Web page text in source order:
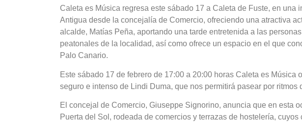
Caleta es Música regresa este sábado 17 a Caleta de Fuste, en una
Antigua desde la concejalía de Comercio, ofreciendo una atractiva
alcalde, Matías Peña, aportando una tarde entretenida a las
peatonales de la localidad, así como ofrece un espacio en el que
Palo Canario.
Este sábado 17 de febrero de 17:00 a 20:00 horas Caleta es Música
seguro e intenso de Lindi Duma, que nos permitirá pasear por ritmos
El concejal de Comercio, Giuseppe Signorino, anuncia que en esta
Puerta del Sol, rodeada de comercios y terrazas de hostelería,